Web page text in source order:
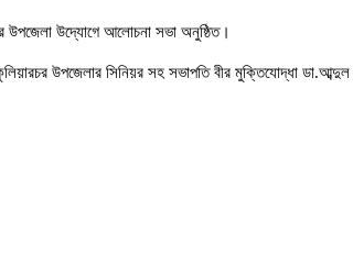
উপজেলা উদ্যোগে আলোচনা সভা অনুষ্ঠিত।
উপজেলার সিনিয়র সহ সভাপতি বীর মুক্তিযোদ্ধা ডা.আব্দুল